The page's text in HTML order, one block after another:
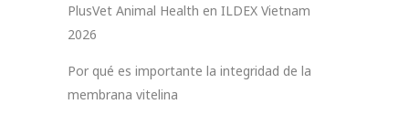
PlusVet Animal Health en ILDEX Vietnam
2026
Por qué es importante la integridad de la
membrana vitelina